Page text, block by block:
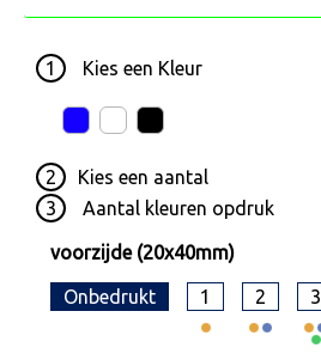
1 Kies een Kleur
2 Kies een aantal
3
Aantal kleuren opdruk
voorzijde (20x40mm)
Onbedrukt 1 2 3